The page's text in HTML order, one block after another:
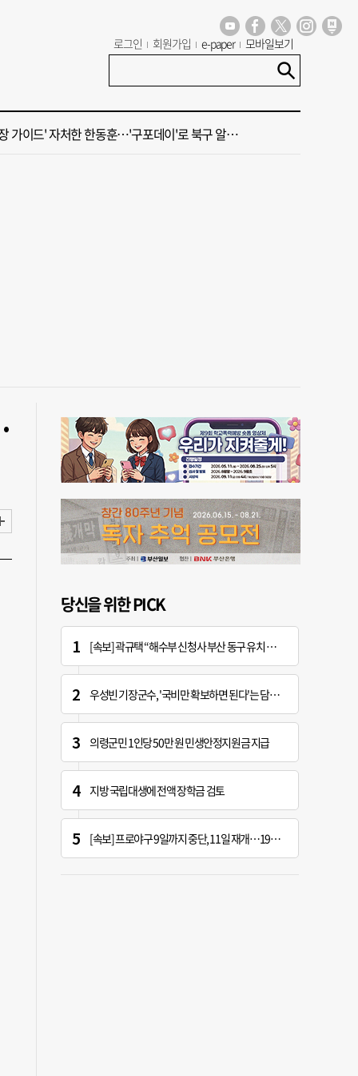
로그인 회원가입 e-paper 모바일보기
했는데, 또"…퇴임 앞두고 가짜 청첩장 뿌린 초등 교장 송치
가이드' 자처한 한동훈…'구포데이'로 북구 알리기 총력
오늘의 운세] 8월 7일(음 6월 25일)
당신을 위한 PICK
[속보] 곽규택 “해수부 신청사 부산 동구 유치 환영…해양 중심지 완성할 것”
우성빈 기장군수, '국비만 확보하면 된다'는 담당자에 "국비는 국민의 혈세" 지적
의령군민 1인당 50만 원 민생안정지원금 지급
지방 국립대생에 전액 장학금 검토
[속보] 프로야구 9일까지 중단, 11일 재개…19시 경기 시작